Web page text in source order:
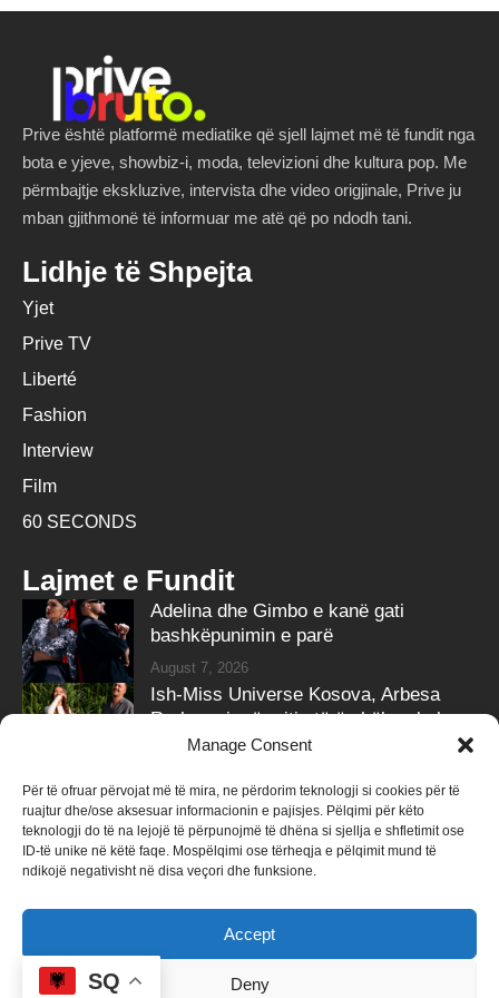
Manage Consent
Për të ofruar përvojat më të mira, ne përdorim teknologji si cookies për të
ruajtur dhe/ose aksesuar informacionin e pajisjes. Pëlqimi për këto
teknologji do të na lejojë të përpunojmë të dhëna si sjellja e shfletimit ose
ID-të unike në këtë faqe. Mospëlqimi ose tërheqja e pëlqimit mund të
ndikojë negativisht në disa veçori dhe funksione.
Accept
Deny
Prive është platformë mediatike që sjell lajmet më të fundit nga
bota e yjeve, showbiz-i, moda, televizioni dhe kultura pop. Me
përmbajtje ekskluzive, intervista dhe video origjinale, Prive ju
mban gjithmonë të informuar me atë që po ndodh tani.
Lidhje të Shpejta
Yjet
Prive TV
Liberté
Fashion
Interview
Film
60 SECONDS
Lajmet e Fundit
Adelina dhe Gimbo e kanë gati
bashkëpunimin e parë
August 7, 2026
Ish-Miss Universe Kosova, Arbesa
Rrahmani, në pritje të ëmbël – zbulon
gjininë e bebit
Follow Us
258kFollowers 415k Followers
Subscribers
Subscribe
SQ